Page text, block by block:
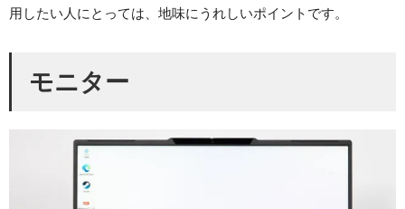
用したい人にとっては、地味にうれしいポイントです。
モニター